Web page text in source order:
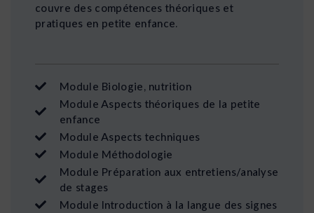
couvre des compétences théoriques et
pratiques en petite enfance.
Module Biologie, nutrition
Module Aspects théoriques de la petite
enfance
Module Aspects techniques
Module Méthodologie
Module Préparation aux entretiens/analyse
de stages
Module Introduction à la langue des signes